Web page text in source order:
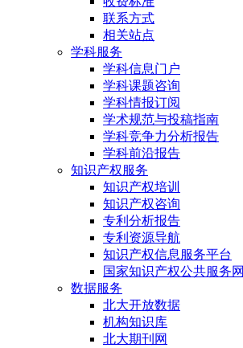
联系方式
相关站点
学科服务
学科信息门户
学科课题咨询
学科情报订阅
学术规范与投稿指南
学科竞争力分析报告
学科前沿报告
知识产权服务
知识产权培训
知识产权咨询
专利分析报告
专利资源导航
知识产权信息服务平台
国家知识产权公共服务网
数据服务
北大开放数据
机构知识库
北大期刊网